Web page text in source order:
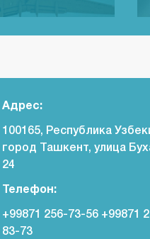
Адрес:
100165, Республика
город Ташкент, улица
24
Телефон:
+99871 256-73-56 +99871
83-73